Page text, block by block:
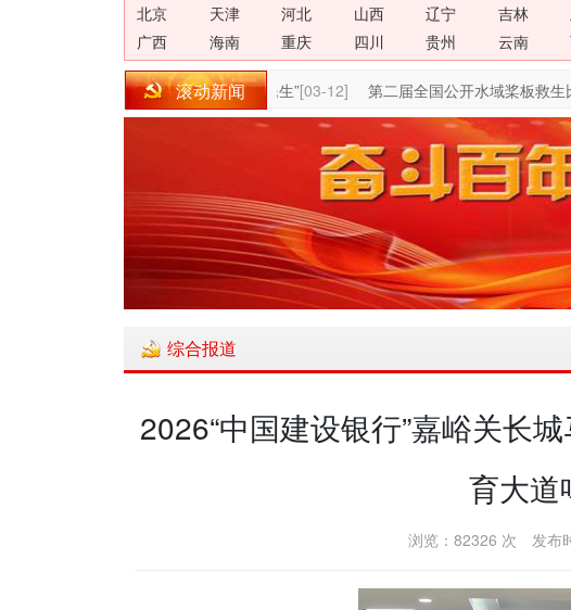
北京 天津 河北 山西 辽宁 吉林
广西
海南 重庆 四川 贵州 云南
滚动新闻
河北大名丨深耕“小警务”服务“大民生”[03-12] 第二届全国公开水域桨板救生比
综合报道
2026“中国建设银行”嘉峪关长
育大道
浏览：82326 次 发布